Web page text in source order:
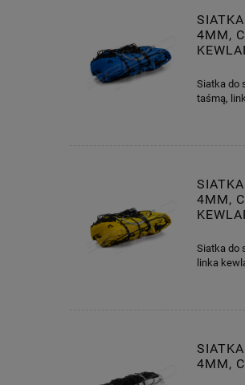
4MM,
Siatka do
taśmą,
4MM,
Siatka do
linka
4MM,